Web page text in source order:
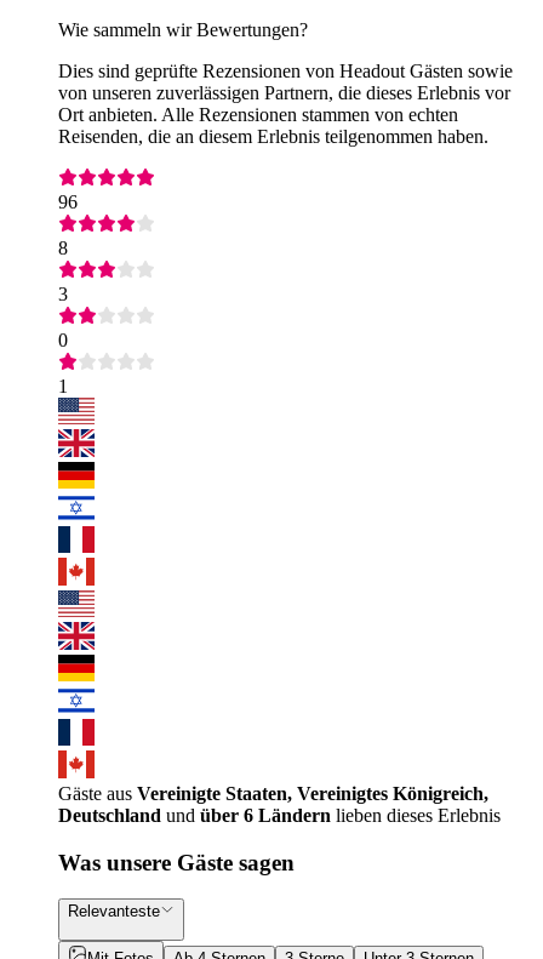
Wie sammeln wir Bewertungen?
Dies sind geprüfte Rezensionen von Headout Gästen sowie
von unseren zuverlässigen Partnern, die dieses Erlebnis vor
Ort anbieten. Alle Rezensionen stammen von echten
Reisenden, die an diesem Erlebnis teilgenommen haben.
96
8
3
0
1
Gäste aus Vereinigte Staaten, Vereinigtes Königreich,
Deutschland und über 6 Ländern lieben dieses Erlebnis
Was unsere Gäste sagen
Relevanteste